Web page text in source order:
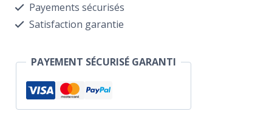
Veie
Payements sécurisés
Satisfaction garantie
PAYEMENT SÉCURISÉ GARANTI